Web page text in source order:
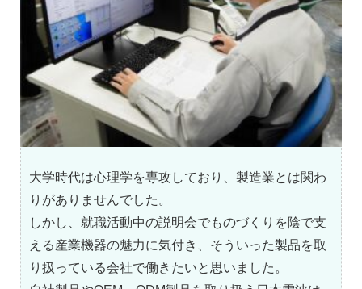
大学時代は心理学を専攻しており、製造業とは関わ
りがありませんでした。
しかし、就職活動中の説明会でものづくりを陰で支
える産業機器の魅力に気付き、そういった製品を取
り扱っている会社で働きたいと思いました。